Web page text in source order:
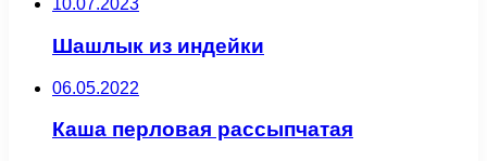
10.07.2023
Шашлык из индейки
06.05.2022
Каша перловая рассыпчатая